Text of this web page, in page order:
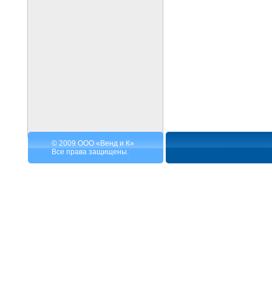
© 2009 ООО «Венд и К»
Все права защищены.